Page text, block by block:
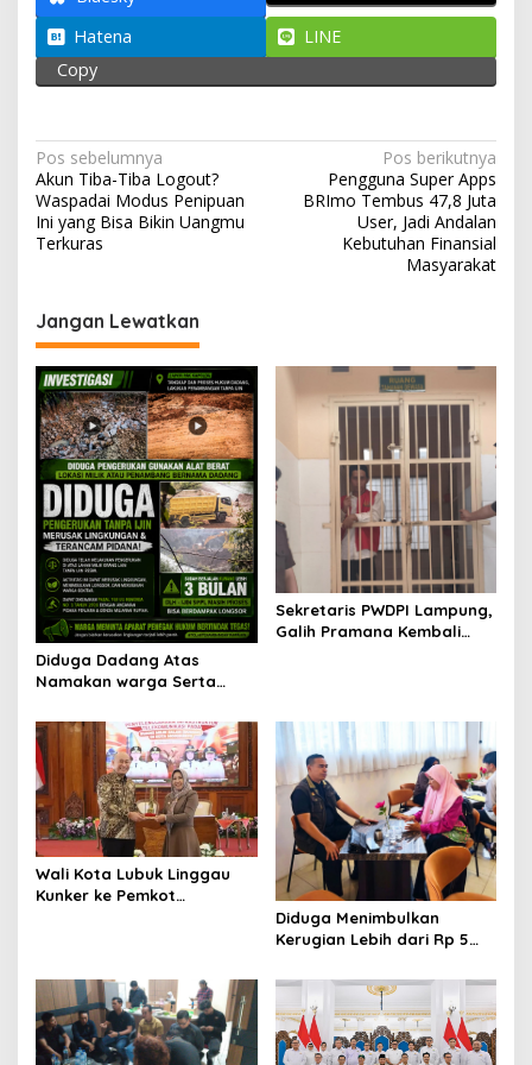
u
i
k
n
n
d
a
p
p
o
k
m
Hatena
LINE
Copy
N
a
v
i
a
s
i
p
o
s
Pos sebelumnya
Akun Tiba-Tiba Logout?
Waspadai Modus Penipuan
Ini yang Bisa Bikin Uangmu
Terkuras
Pos berikutnya
Pengguna Super Apps
BRImo Tembus 47,8 Juta
User, Jadi Andalan
Kebutuhan Finansial
Masyarakat
Jangan Lewatkan
Diduga Dadang Atas
Namakan warga Serta
Tanah Urug Banyak yang
Dijual dan Tidak Ada Ijin
Sekretaris PWDPI Lampung,
Galih Pramana Kembali
Wali Kota Lubuk Linggau
Kunker ke Pemkot
Diduga Menimbulkan
Kerugian Lebih dari Rp 5
Investasi Desak Polda
Lampung Segera Tindak
Pelaku